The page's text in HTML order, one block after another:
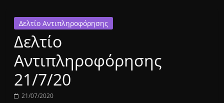
ραδιόφωνο
1431AM
Δελτίο Αντιπληροφόρησης
Δελτίο
Αντιπληροφόρησης
21/7/20
21/07/2020